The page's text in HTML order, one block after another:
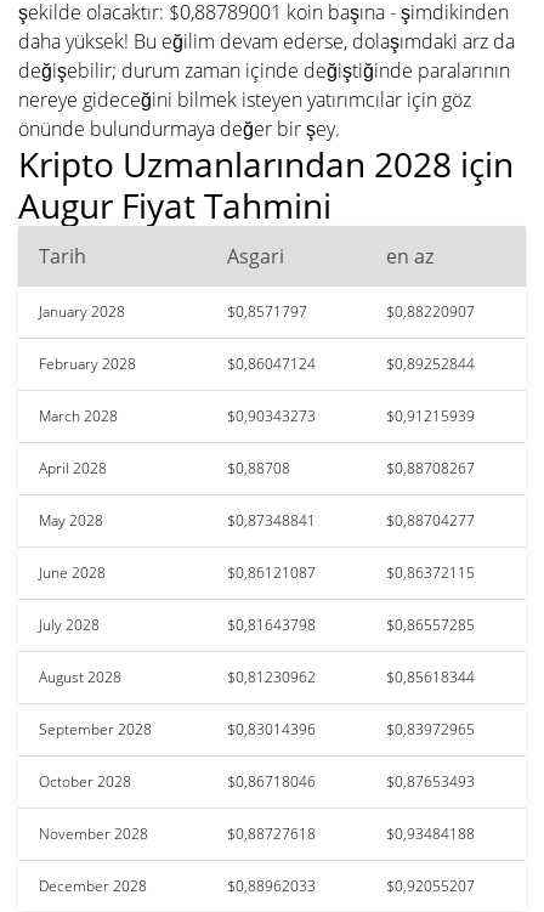
şekilde olacaktır: $0,88789001 koin başına - şimdikinden
daha yüksek! Bu eğilim devam ederse, dolaşımdaki arz da
değişebilir; durum zaman içinde değiştiğinde paralarının
nereye gideceğini bilmek isteyen yatırımcılar için göz
önünde bulundurmaya değer bir şey.
Kripto Uzmanlarından 2028 için
Augur Fiyat Tahmini
Tarih Asgari en az
January 2028 $0,8571797 $0,88220907
February 2028 $0,86047124 $0,89252844
March 2028 $0,90343273 $0,91215939
April 2028 $0,88708 $0,88708267
May 2028 $0,87348841 $0,88704277
June 2028 $0,86121087 $0,86372115
July 2028 $0,81643798 $0,86557285
August 2028 $0,81230962 $0,85618344
September 2028 $0,83014396 $0,83972965
October 2028 $0,86718046 $0,87653493
November 2028 $0,88727618 $0,93484188
December 2028 $0,88962033 $0,92055207